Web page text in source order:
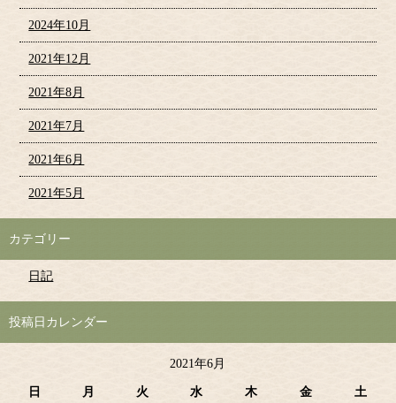
2024年10月
2021年12月
2021年8月
2021年7月
2021年6月
2021年5月
カテゴリー
日記
投稿日カレンダー
2021年6月
日 月 火 水 木 金 土